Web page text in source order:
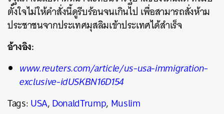
ตั้งใจไม่ให้คำสั่งนี้ดูรีบร้อนจนเกินไป เพื่อสามารถสั่งห้าม
ประชาชนจากประเทศมุสลิมเข้าประเทศได้สำเร็จ
อ้างอิง:
www.reuters.com/article/us-usa-immigration-
exclusive-idUSKBN16D154
Tags:USA,DonaldTrump, Muslim